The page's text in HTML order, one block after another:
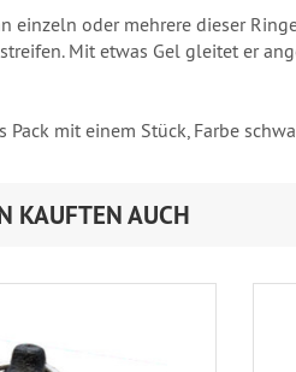
einzeln oder mehrere dieser
Mit etwas Gel gleitet er
Pack mit einem Stück, Farbe
KAUFTEN AUCH